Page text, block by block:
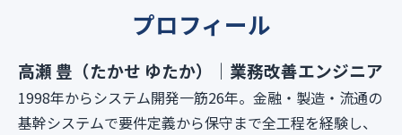
プロフィール
高瀬 豊（たかせ ゆたか）｜業務改善エンジニア
1998年からシステム開発一筋26年。金融・製造・流通の
基幹システムで要件定義から保守まで全工程を経験し、